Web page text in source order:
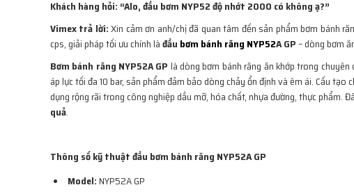
Khách hàng hỏi: “Alo, đầu bơm NYP52 độ nhớt 2000 có không ạ?”
Vimex trả lời:Xin cảm ơn anh/chị đã quan tâm đến sản phẩm bơm bánh
cps, giải pháp tối ưu chính làđầu bơm bánh răng NYP52A GP– dòng bơm
Bơm bánh răng NYP52A GP là dòng bơm bánh răng ăn khớp trong
áp lực tối đa 10 bar, sản phẩm đảm bảo dòng chảy ổn định và êm ái. Cấu
dụng rộng rãi trong công nghiệp dầu mỡ, hóa chất, nhựa đường, thực phẩm.
quả.
Thông số kỹ thuật đầu bơm bánh răng NYP52A GP
Model:NYP52A GP